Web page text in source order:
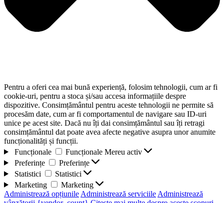
Pentru a oferi cea mai bună experiență, folosim tehnologii, cum ar fi
cookie-uri, pentru a stoca și/sau accesa informațiile despre
dispozitive. Consimțământul pentru aceste tehnologii ne permite să
procesăm date, cum ar fi comportamentul de navigare sau ID-uri
unice pe acest site. Dacă nu îți dai consimțământul sau îți retragi
consimțământul dat poate avea afecte negative asupra unor anumite
funcționalități și funcții.
Funcționale
Funcționale Mereu activ
Preferințe
Preferințe
Statistici
Statistici
Marketing
Marketing
Administrează opțiunile Administrează serviciile Administrează